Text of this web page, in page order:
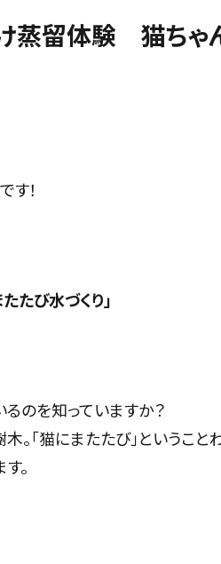
け蒸留体験 猫ちゃ
す！
び水づくり」
のを知っていますか？
「猫にまたたび」ということ
。